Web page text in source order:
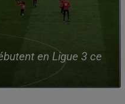
en Ligue 3 ce